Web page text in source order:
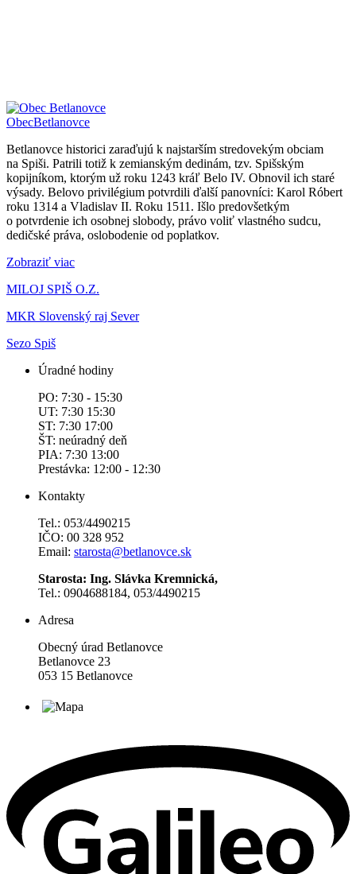
ObecBetlanovce
Betlanovce historici zaraďujú k najstarším stredovekým obciam
na Spiši. Patrili totiž k zemianským dedinám, tzv. Spišským
kopijníkom, ktorým už roku 1243 kráľ Belo IV. Obnovil ich staré
výsady. Belovo privilégium potvrdili ďalší panovníci: Karol Róbert
roku 1314 a Vladislav II. Roku 1511. Išlo predovšetkým
o potvrdenie ich osobnej slobody, právo voliť vlastného sudcu,
dedičské práva, oslobodenie od poplatkov.
Zobraziť viac
MILOJ SPIŠ O.Z.
MKR Slovenský raj Sever
Sezo Spiš
Úradné hodiny
PO: 7:30 - 15:30
UT: 7:30 15:30
ST: 7:30 17:00
ŠT: neúradný deň
PIA: 7:30 13:00
Prestávka: 12:00 - 12:30
Kontakty
Tel.: 053/4490215
IČO: 00 328 952
Email: starosta@betlanovce.sk
Starosta: Ing. Slávka Kremnická,
Tel.: 0904688184, 053/4490215
Adresa
Obecný úrad Betlanovce
Betlanovce 23
053 15 Betlanovce